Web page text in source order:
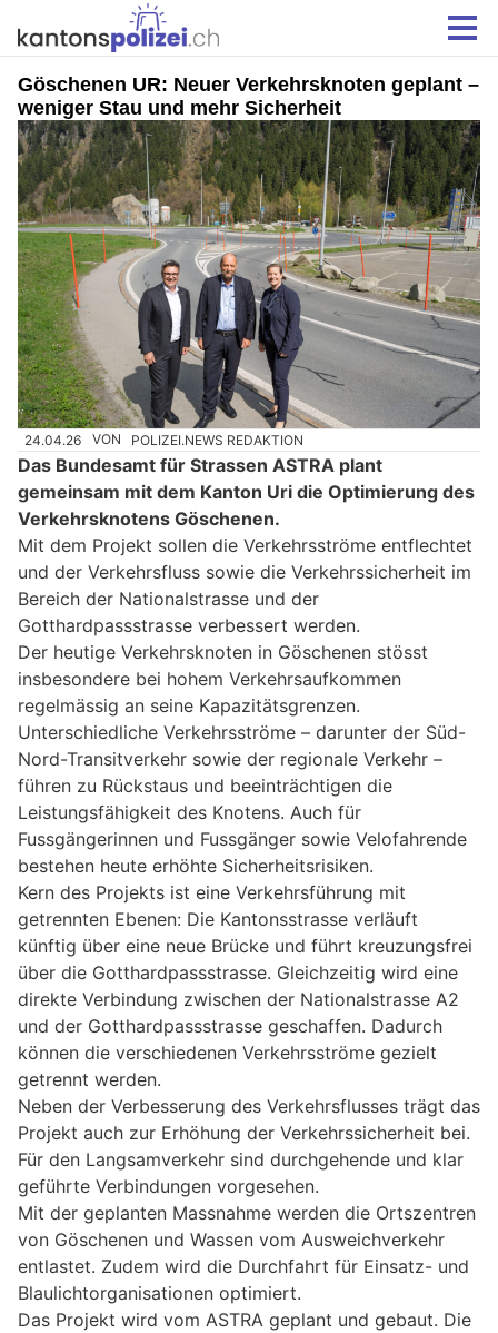
Göschenen UR: Neuer Verkehrsknoten geplant –
weniger Stau und mehr Sicherheit
24.04.26 VON POLIZEI.NEWS REDAKTION
Das Bundesamt für Strassen ASTRA plant
gemeinsam mit dem Kanton Uri die Optimierung des
Verkehrsknotens Göschenen.
Mit dem Projekt sollen die Verkehrsströme entflechtet
und der Verkehrsfluss sowie die Verkehrssicherheit im
Bereich der Nationalstrasse und der
Gotthardpassstrasse verbessert werden.
Der heutige Verkehrsknoten in Göschenen stösst
insbesondere bei hohem Verkehrsaufkommen
regelmässig an seine Kapazitätsgrenzen.
Unterschiedliche Verkehrsströme – darunter der Süd-
Nord-Transitverkehr sowie der regionale Verkehr –
führen zu Rückstaus und beeinträchtigen die
Leistungsfähigkeit des Knotens. Auch für
Fussgängerinnen und Fussgänger sowie Velofahrende
bestehen heute erhöhte Sicherheitsrisiken.
Kern des Projekts ist eine Verkehrsführung mit
getrennten Ebenen: Die Kantonsstrasse verläuft
künftig über eine neue Brücke und führt kreuzungsfrei
über die Gotthardpassstrasse. Gleichzeitig wird eine
direkte Verbindung zwischen der Nationalstrasse A2
und der Gotthardpassstrasse geschaffen. Dadurch
können die verschiedenen Verkehrsströme gezielt
getrennt werden.
Neben der Verbesserung des Verkehrsflusses trägt das
Projekt auch zur Erhöhung der Verkehrssicherheit bei.
Für den Langsamverkehr sind durchgehende und klar
geführte Verbindungen vorgesehen.
Mit der geplanten Massnahme werden die Ortszentren
von Göschenen und Wassen vom Ausweichverkehr
entlastet. Zudem wird die Durchfahrt für Einsatz- und
Blaulichtorganisationen optimiert.
Das Projekt wird vom ASTRA geplant und gebaut. Die